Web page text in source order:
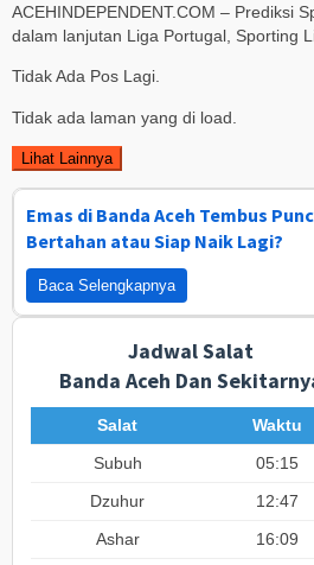
ACEHINDEPENDENT.COM – Prediksi
dalam lanjutan Liga Portugal, Sporting
Tidak Ada Pos Lagi.
Tidak ada laman yang di load.
Lihat Lainnya
Emas di Banda Aceh Tembus
Bertahan atau Siap Naik Lagi?
Baca Selengkapnya
Jadwal Salat
Banda Aceh Dan
Salat
Waktu
Subuh
05:15
Dzuhur
12:47
Ashar
16:09